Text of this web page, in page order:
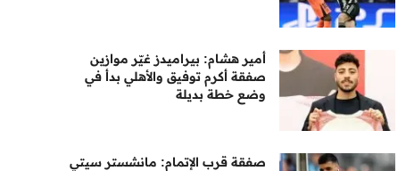
أمير هشام: بيراميدز غيّر موازين
صفقة أكرم توفيق والأهلي بدأ في
وضع خطة بديلة
صفقة قرب الإتمام: مانشستر سيتي